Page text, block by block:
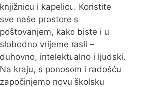
knjižnicu i kapelicu. Koristite
sve naše prostore s
poštovanjem, kako biste i u
slobodno vrijeme rasli –
duhovno, intelektualno i ljudski.
Na kraju, s ponosom i radošću
započinjemo novu školsku